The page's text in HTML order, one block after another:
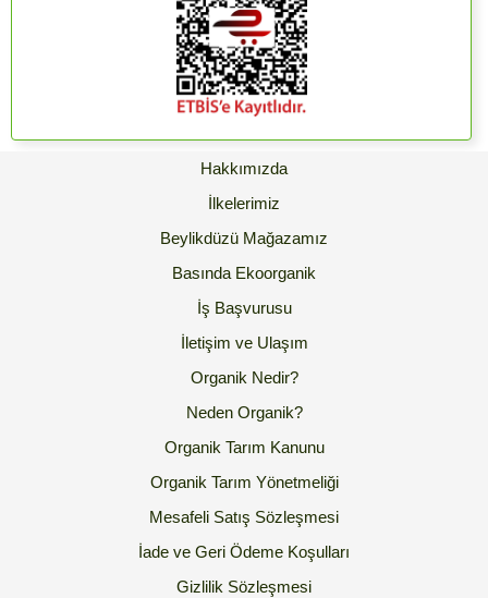
Hakkımızda
İlkelerimiz
Beylikdüzü Mağazamız
Basında Ekoorganik
İş Başvurusu
İletişim ve Ulaşım
Organik Nedir?
Neden Organik?
Organik Tarım Kanunu
Organik Tarım Yönetmeliği
Mesafeli Satış Sözleşmesi
İade ve Geri Ödeme Koşulları
Gizlilik Sözleşmesi